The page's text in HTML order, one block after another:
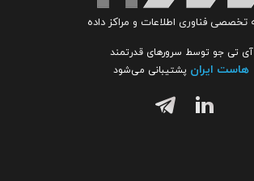
تخصصی فناوری اطلاعات و مراکز داده
آی تی جو توسط سرورهای قدرتمند
هاست ایران پشتیبانی می‌شود